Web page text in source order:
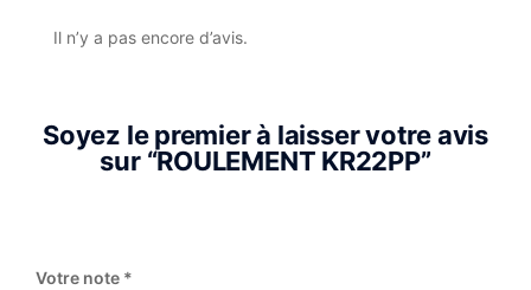
Il n’y a pas encore d’avis.
Soyez le premier à laisser votre avis
sur “ROULEMENT KR22PP”
Votre note *